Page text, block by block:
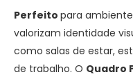
Perfeito para
valorizam identidade
como salas de estar,
de trabalho. O Quadro